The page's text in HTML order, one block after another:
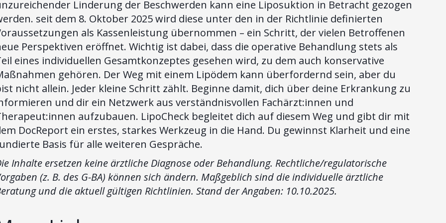
Linderung der Beschwerden kann eine Liposuktion in Betracht gezogen
seit dem 8. Oktober 2025 wird diese unter den in der Richtlinie definierten
als Kassenleistung übernommen – ein Schritt, der vielen Betroffenen
Perspektiven eröffnet. Wichtig ist dabei, dass die operative Behandlung stets als
eines individuellen Gesamtkonzeptes gesehen wird, zu dem auch konservative
gehören. Der Weg mit einem Lipödem kann überfordernd sein, aber du
nicht allein. Jeder kleine Schritt zählt. Beginne damit, dich über deine Erkrankung zu
und dir ein Netzwerk aus verständnisvollen Fachärzt:innen und
aufzubauen. LipoCheck begleitet dich auf diesem Weg und gibt dir mit
DocReport ein erstes, starkes Werkzeug in die Hand. Du gewinnst Klarheit und eine
Basis für alle weiteren Gespräche.
Inhalte ersetzen keine ärztliche Diagnose oder Behandlung. Rechtliche/regulatorische
(z. B. des G-BA) können sich ändern. Maßgeblich sind die individuelle ärztliche
und die aktuell gültigen Richtlinien. Stand der Angaben: 10.10.2025.